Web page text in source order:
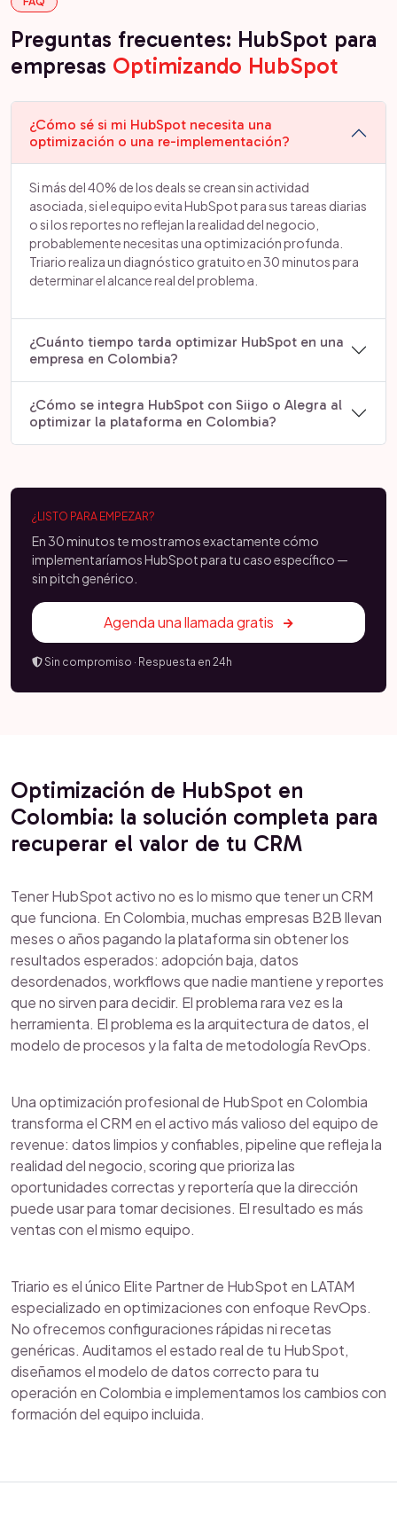
Preguntas frecuentes: HubSpot para
empresas Optimizando HubSpot
¿Cómo sé si mi HubSpot necesita una
optimización o una re-implementación?
Si más del 40% de los deals se crean sin actividad
asociada, si el equipo evita HubSpot para sus tareas diarias
o si los reportes no reflejan la realidad del negocio,
probablemente necesitas una optimización profunda.
Triario realiza un diagnóstico gratuito en 30 minutos para
determinar el alcance real del problema.
¿Cuánto tiempo tarda optimizar HubSpot en una
empresa en Colombia?
¿Cómo se integra HubSpot con Siigo o Alegra al
optimizar la plataforma en Colombia?
¿LISTO PARA EMPEZAR?
En 30 minutos te mostramos exactamente cómo
implementaríamos HubSpot para tu caso específico —
sin pitch genérico.
Agenda una llamada gratis
Sin compromiso · Respuesta en 24h
Optimización de HubSpot en
Colombia: la solución completa para
recuperar el valor de tu CRM
Tener HubSpot activo no es lo mismo que tener un CRM
que funciona. En Colombia, muchas empresas B2B llevan
meses o años pagando la plataforma sin obtener los
resultados esperados: adopción baja, datos
desordenados, workflows que nadie mantiene y reportes
que no sirven para decidir. El problema rara vez es la
herramienta. El problema es la arquitectura de datos, el
modelo de procesos y la falta de metodología RevOps.
Una optimización profesional de HubSpot en Colombia
transforma el CRM en el activo más valioso del equipo de
revenue: datos limpios y confiables, pipeline que refleja la
realidad del negocio, scoring que prioriza las
oportunidades correctas y reportería que la dirección
puede usar para tomar decisiones. El resultado es más
ventas con el mismo equipo.
Triario es el único Elite Partner de HubSpot en LATAM
especializado en optimizaciones con enfoque RevOps.
No ofrecemos configuraciones rápidas ni recetas
genéricas. Auditamos el estado real de tu HubSpot,
diseñamos el modelo de datos correcto para tu
operación en Colombia e implementamos los cambios con
formación del equipo incluida.